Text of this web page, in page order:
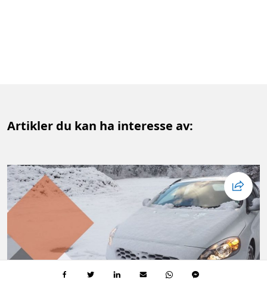
Artikler du kan ha interesse av: